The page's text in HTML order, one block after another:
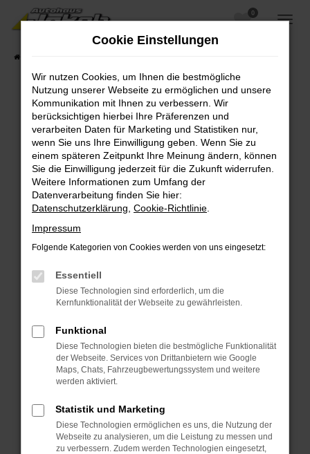
Zum
Hauptinhalt
0
Fehler: Network Error
Beim Laden ist ein Fehler aufgetreten.
Hier sind ein paar Tipps, die dir helfen können:
Überprüfe deine Firewall und deine
Internetverbindung.
Laden andere Webseiten, zum Beispiel deine
Suchmaschine?
Prüfe deine Browsererweiterungen.
Manche Erweiterungen, wie Werbeblocker,
können das Laden bestimmter Seiten
verhindern. Funktioniert die Seite in einem
Fenster?
Starte dein Gerät neu.
Das kann manchmal helfen, vorübergehende
Probleme zu beheben.
Betriebssystem auf dem neuesten Stand
sind.
Veraltete Software birgt nicht nur ein
Cookie Einstellungen
Wir nutzen Cookies, um Ihnen die bestmögliche
Nutzung unserer Webseite zu ermöglichen und unsere
Kommunikation mit Ihnen zu verbessern. Wir
berücksichtigen hierbei Ihre Präferenzen und
verarbeiten Daten für Marketing und Statistiken nur,
wenn Sie uns Ihre Einwilligung geben. Wenn Sie zu
einem späteren Zeitpunkt Ihre Meinung ändern, können
Sie die Einwilligung jederzeit für die Zukunft widerrufen.
Weitere Informationen zum Umfang der
Datenverarbeitung finden Sie hier:
Datenschutzerklärung Cookie-Richtlinie
Impressum
Folgende Kategorien von Cookies werden von uns eingesetzt:
Essentiell
Diese Technologien sind erforderlich, um die
Kernfunktionalität der Webseite zu gewährleisten.
Funktional
Diese Technologien bieten die bestmögliche Funktionalität
der Webseite. Services von Drittanbietern wie Google
Maps, Chats, Fahrzeugbewertungssystem und weitere
werden aktiviert.
Statistik und Marketing
Diese Technologien ermöglichen es uns, die Nutzung der
Webseite zu analysieren, um die Leistung zu messen und
zu verbessern. Zudem werden Technologien eingesetzt,